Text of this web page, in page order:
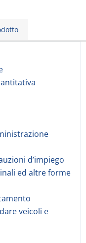
d’impiego
ed altre forme
veicoli e